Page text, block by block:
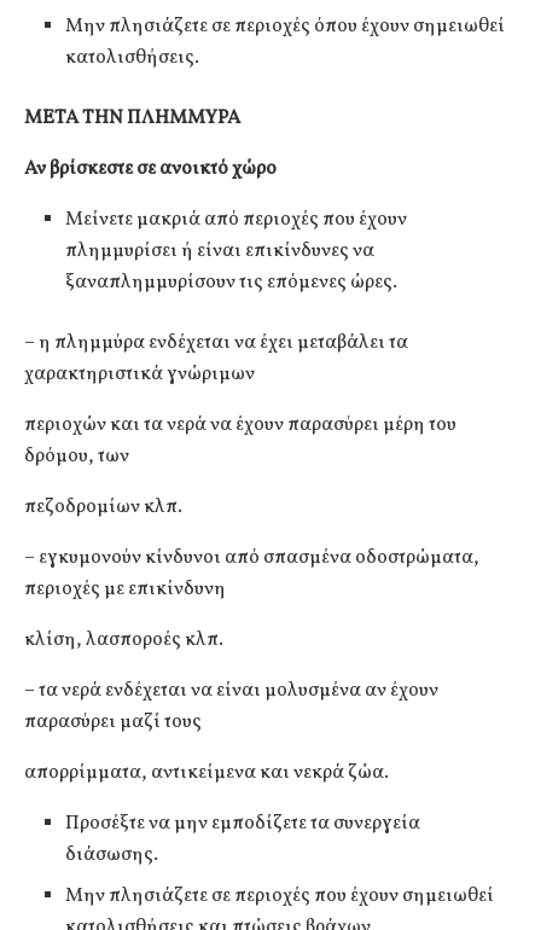
Μην πλησιάζετε σε περιοχές όπου έχουν σημειωθεί
κατολισθήσεις.
ΜΕΤΑ ΤΗΝ ΠΛΗΜΜΥΡΑ
Αν βρίσκεστε σε ανοικτό χώρο
Μείνετε μακριά από περιοχές που έχουν
πλημμυρίσει ή είναι επικίνδυνες να
ξαναπλημμυρίσουν τις επόμενες ώρες.
– η πλημμύρα ενδέχεται να έχει μεταβάλει τα
χαρακτηριστικά γνώριμων
περιοχών και τα νερά να έχουν παρασύρει μέρη του
δρόμου, των
πεζοδρομίων κλπ.
– εγκυμονούν κίνδυνοι από σπασμένα οδοστρώματα,
περιοχές με επικίνδυνη
κλίση, λασποροές κλπ.
– τα νερά ενδέχεται να είναι μολυσμένα αν έχουν
παρασύρει μαζί τους
απορρίμματα, αντικείμενα και νεκρά ζώα.
Προσέξτε να μην εμποδίζετε τα συνεργεία
διάσωσης.
Μην πλησιάζετε σε περιοχές που έχουν σημειωθεί